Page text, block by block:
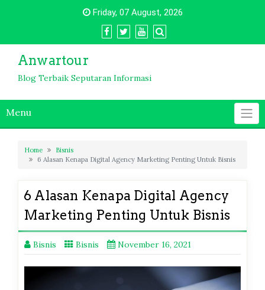
Friday, 07 August, 2026
Anwartour
Blog Terbaik Seputaran Informasi
Menu
Home
Bisnis
6 Alasan Kenapa Digital Agency Marketing Penting Untuk Bisnis
6 Alasan Kenapa Digital Agency
Marketing Penting Untuk Bisnis
Bisnis Bisnis November 16, 2021